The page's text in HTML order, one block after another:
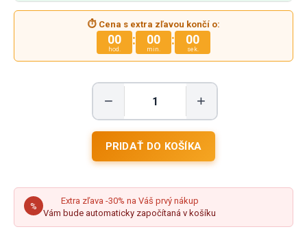
⏱ Cena s extra zľavou končí o:
00
hod.
: 00
min.
: 00
sek.
− +
%
Extra zľava -30% na Váš prvý nákup
Vám bude automaticky započítaná v košíku